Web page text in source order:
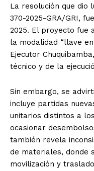
La resolución que dio
370-2025-GRA/GRI,
2025. El proyecto fue
la modalidad “llave
Ejecutor
técnico y de la
Sin embargo, se
incluye partidas
unitarios distintos a
ocasionar
también revela
de materiales, donde
movilización y